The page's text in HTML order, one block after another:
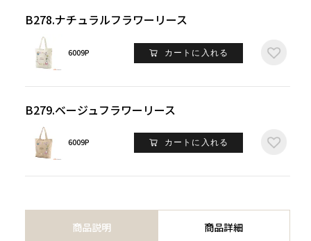
B278.ナチュラルフラワーリース
6009P カートに入れる
B279.ベージュフラワーリース
6009P カートに入れる
商品説明 商品詳細